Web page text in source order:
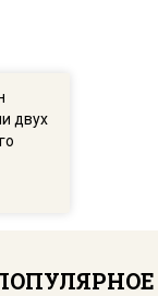
двух